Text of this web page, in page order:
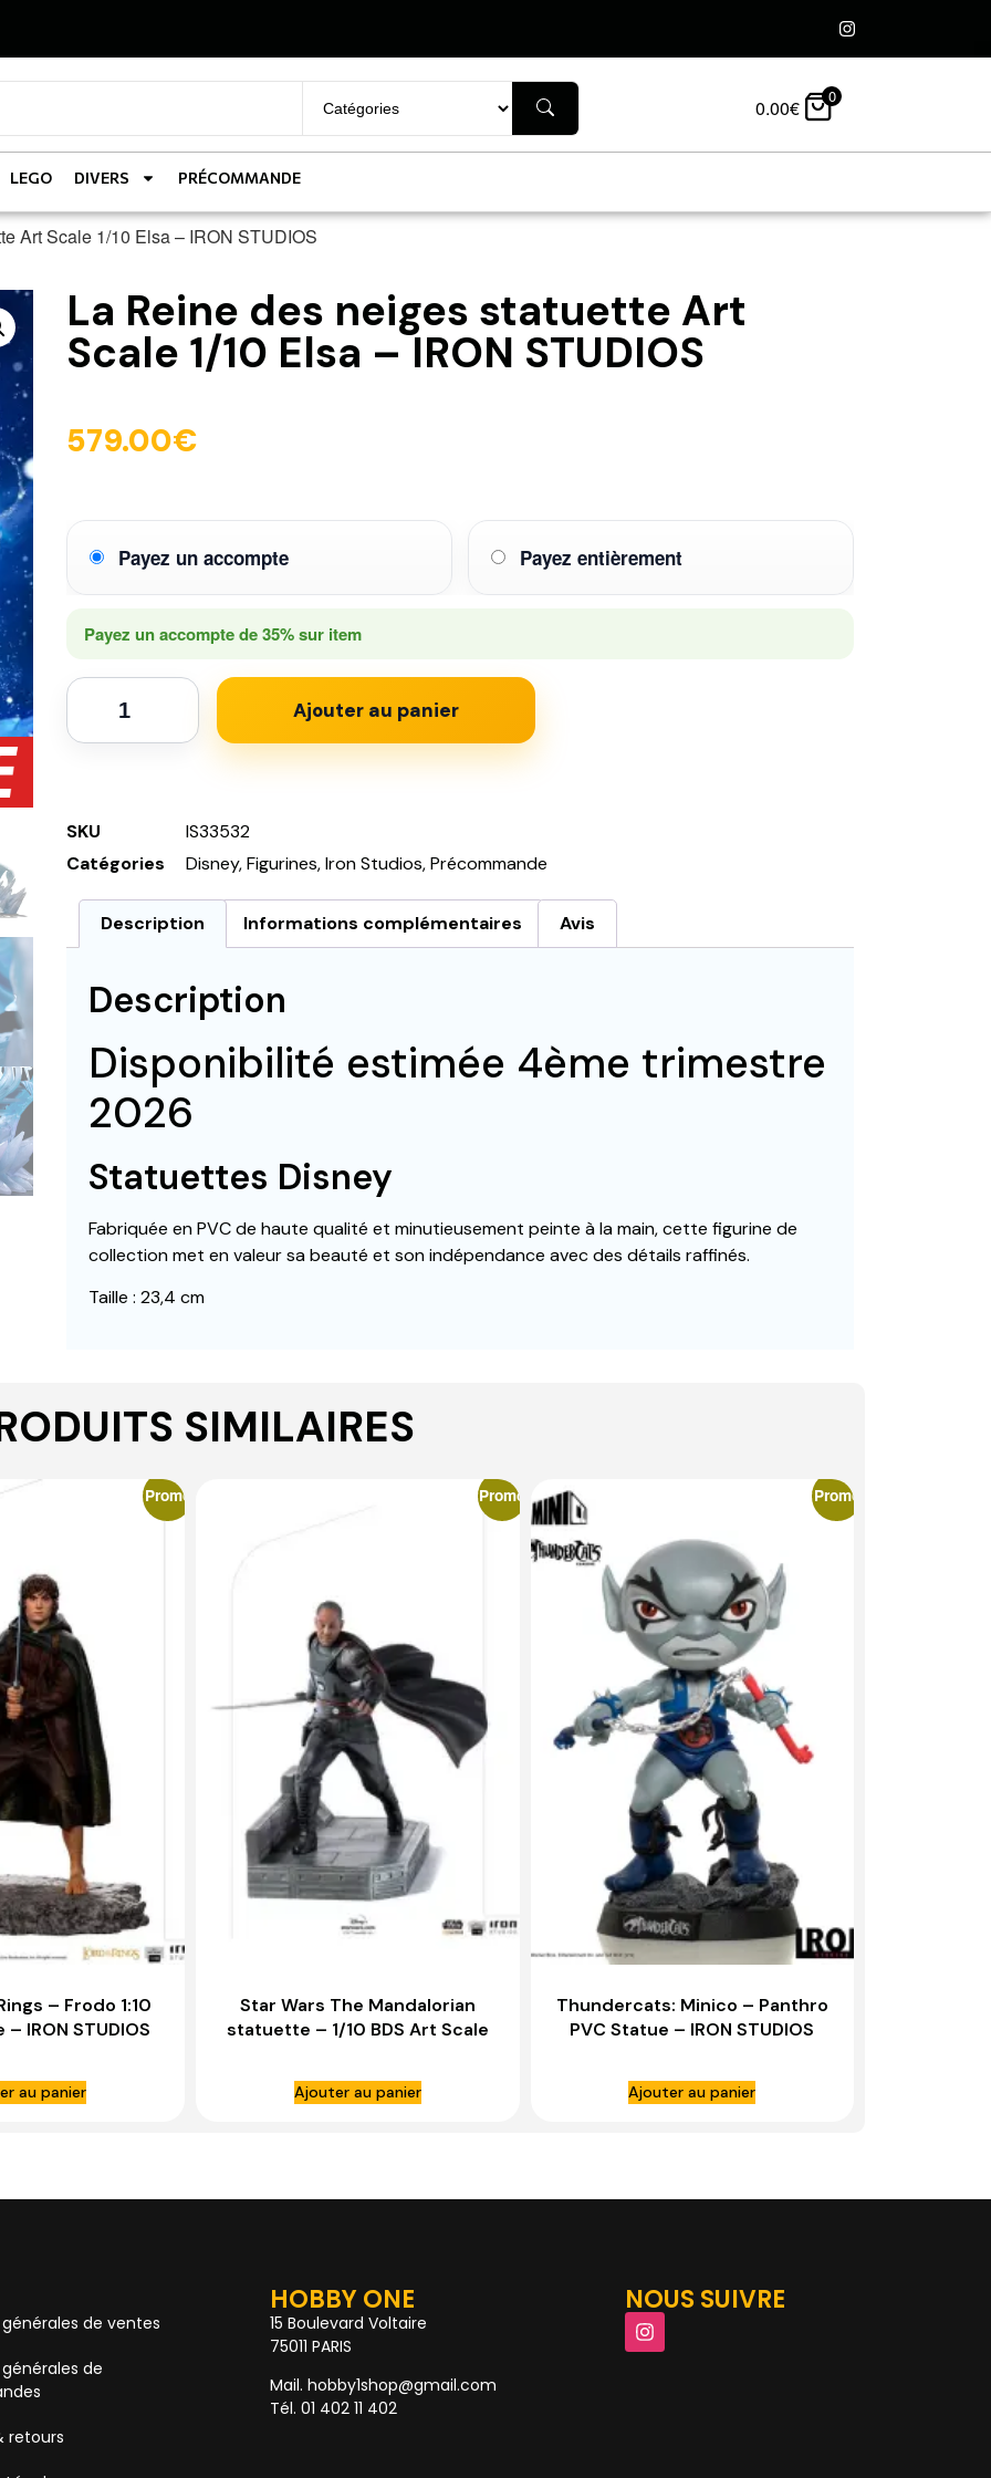
0.00€ 0
LEGO DIVERS PRÉCOMMANDE
Art Scale 1/10 Elsa – IRON STUDIOS
La Reine des neiges statuette Art
Scale 1/10 Elsa – IRON STUDIOS
579.00€
Payez un accompte Payez entièrement
Payez un accompte de35%sur item
Ajouter au panier
SKU
IS33532
Catégories
Disney,Figurines,Iron Studios,Précommande
Description Informations complémentaires Avis
Description
Disponibilité estimée 4ème trimestre
2026
Statuettes Disney
Fabriquée en PVC de haute qualité et minutieusement peinte à la main, cette figurine de
collection met en valeur sa beauté et son indépendance avec des détails raffinés.
Taille : 23,4 cm
SIMILAIRES
Promo
– Frodo 1:10
IRON STUDIOS
au panier
Promo
Star Wars The Mandalorian
statuette – 1/10 BDS Art Scale
Ajouter au panier
Promo
Thundercats: Minico – Panthro
PVC Statue – IRON STUDIOS
Ajouter au panier
de ventes
de
retours
HOBBY ONE
15 Boulevard Voltaire
75011 PARIS
Mail. hobby1shop@gmail.com
Tél. 01 402 11 402
NOUS SUIVRE